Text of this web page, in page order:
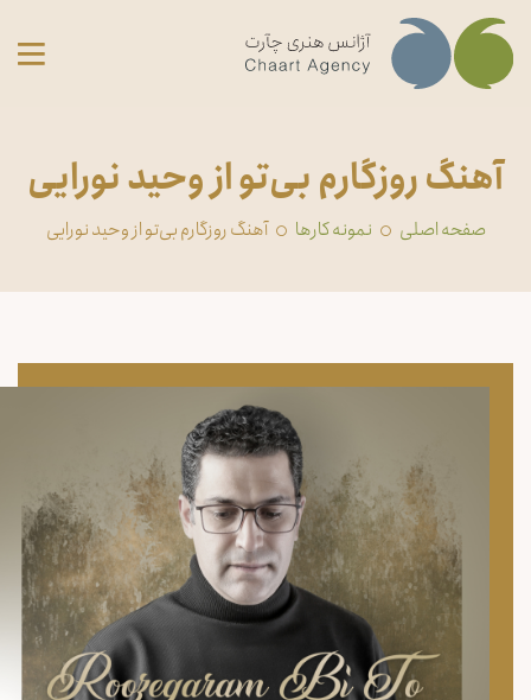
آهنگ روزگارم بی‌تو از وحید نورایی
صفحه اصلی ‏نمونه کارها آهنگ روزگارم بی‌تو از وحید نورایی